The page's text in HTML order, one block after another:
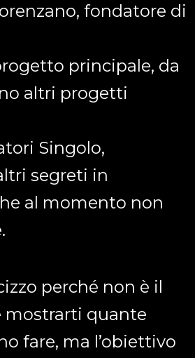
fondatore di
principale, da
altri progetti
Singolo,
segreti in
al momento non
perché non è il
mostrarti quante
fare, ma l’obiettivo